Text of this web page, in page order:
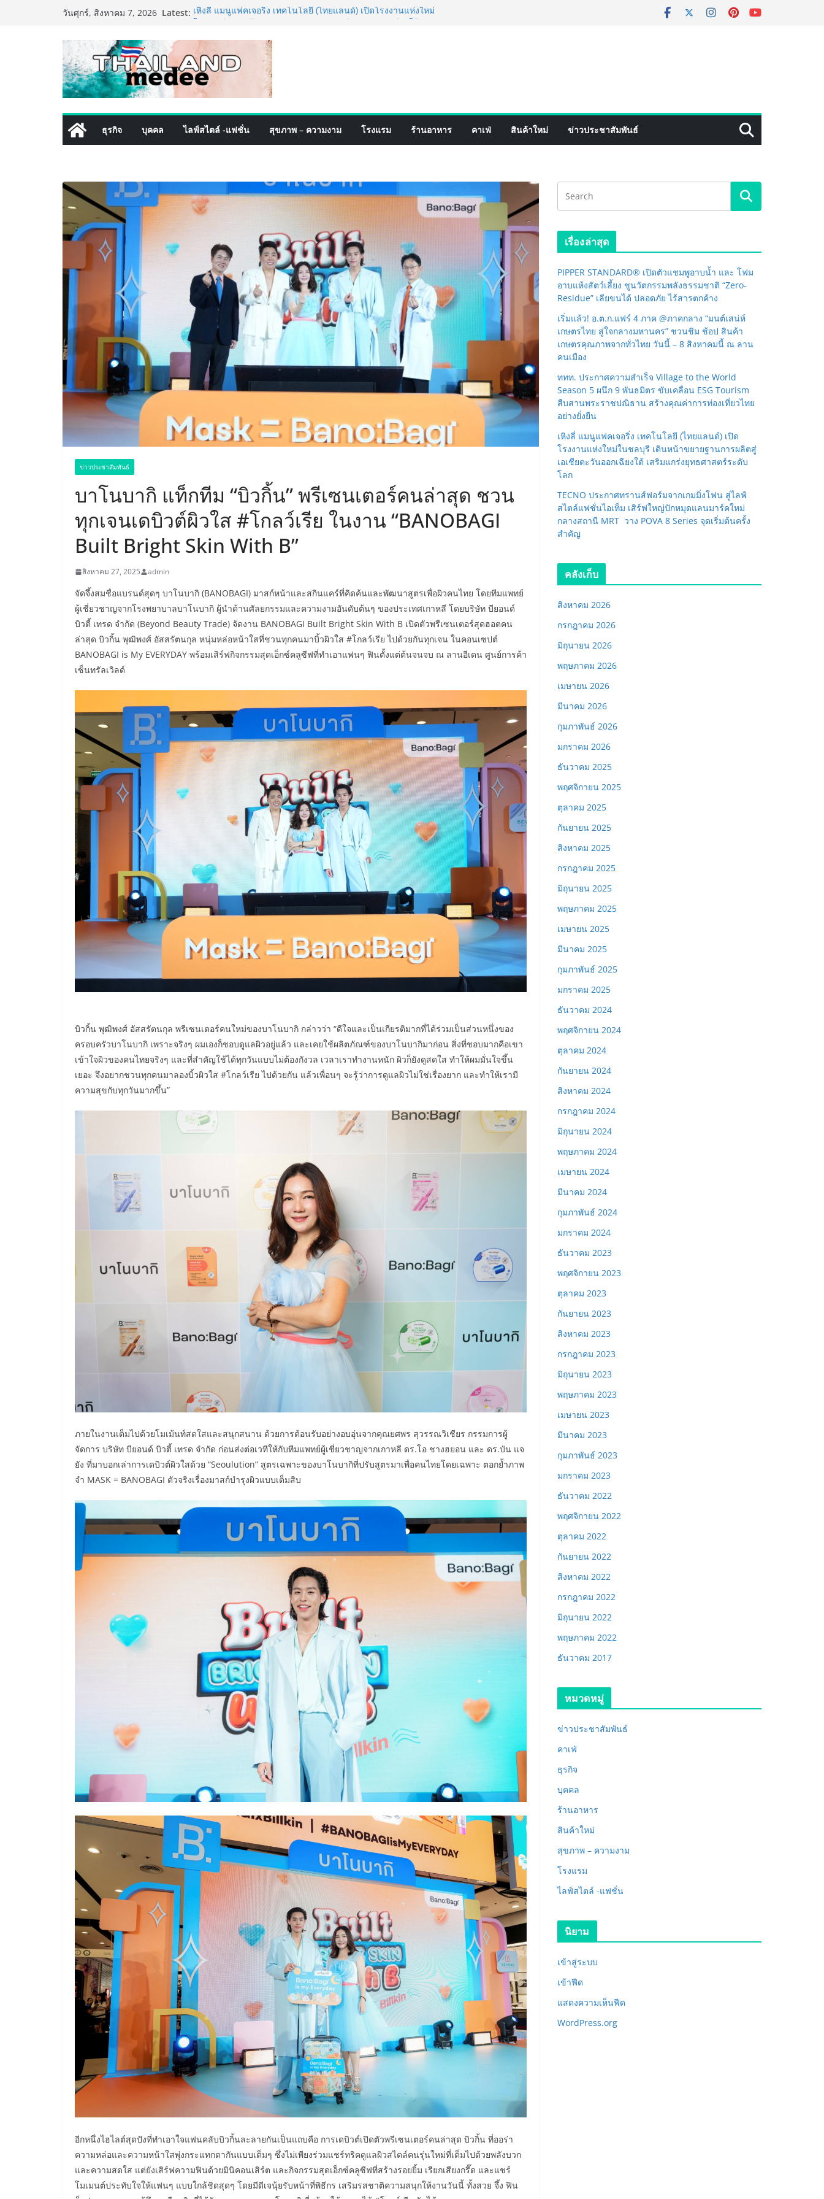
วันศุกร์, สิงหาคม 7, 2026 Latest: เหิงลี่ แมนูแฟคเจอริ่ง เทคโนโลยี (ไทยแลนด์) เปิดโรงงานแห่งใหม่
TECNO ประกาศทรานส์ฟอร์มจากเกมมิ่งโฟน สู่ไลฟ์สไตล์แฟชั่นไอ
เท็ม เสิร์ฟใหญ่ปักหมุดแลนมาร์คใหม่กลางสถานี MRT วาง POVA
8 Series จุดเริ่มต้นครั้งสำคัญ
PIPPER STANDARD® เปิดตัวแชมพูอาบน้ำ และ โฟมอาบแห้งสัตว์
เลี้ยง ชูนวัตกรรมพลังธรรมชาติ “Zero-Residue” เลียขนได้
ปลอดภัย ไร้สารตกค้าง
เริ่มแล้ว! อ.ต.ก.แฟร์ 4 ภาค @ภาคกลาง “มนต์เสน่ห์เกษตรไทย สู่
ใจกลางมหานคร” ชวนชิม ช้อป สินค้าเกษตรคุณภาพจากทั่ว
ไทย วันนี้ – 8 สิงหาคมนี้ ณ ลานคนเมือง
คุณค่าการท่องเที่ยวไทยอย่างยั่งยืน
ธุรกิจ บุคคล ไลฟ์สไตล์ -แฟชั่น สุขภาพ – ความงาม โรงแรม ร้านอาหาร คาเฟ่ สินค้าใหม่ ข่าวประชาสัมพันธ์
ข่าวประชาสัมพันธ์
บาโนบากิ แท็กทีม “บิวกิ้น” พรีเซนเตอร์คนล่าสุด ชวน
ทุกเจนเดบิวต์ผิวใส #โกลว์เรีย ในงาน “BANOBAGI
Built Bright Skin With B”
สิงหาคม 27, 2025 admin
จัดจึ้งสมชื่อแบรนด์สุดๆ บาโนบากิ (BANOBAGI) มาสก์หน้าและสกินแคร์ที่คิดค้นและพัฒนาสูตรเพื่อผิวคนไทย โดยทีมแพทย์
ผู้เชี่ยวชาญจากโรงพยาบาลบาโนบากิ ผู้นำด้านศัลยกรรมและความงามอันดับต้นๆ ของประเทศเกาหลี โดยบริษัท บียอนด์
บิวตี้ เทรด จำกัด (Beyond Beauty Trade) จัดงาน BANOBAGI Built Bright Skin With B เปิดตัวพรีเซนเตอร์สุดฮอตคน
ล่าสุด บิวกิ้น พุฒิพงศ์ อัสสรัตนกุล หนุ่มหล่อหน้าใสที่ชวนทุกคนมาบิ้วผิวใส #โกลว์เรีย ไปด้วยกันทุกเจน ในคอนเซปต์
BANOBAGI is My EVERYDAY พร้อมเสิร์ฟกิจกรรมสุดเอ็กซ์คลูซีฟที่ทำเอาแฟนๆ ฟินตั้งแต่ต้นจนจบ ณ ลานอีเดน ศูนย์การค้า
เซ็นทรัลเวิลด์
บิวกิ้น พุฒิพงศ์ อัสสรัตนกุล พรีเซนเตอร์คนใหม่ของบาโนบากิ กล่าวว่า “ดีใจและเป็นเกียรติมากที่ได้ร่วมเป็นส่วนหนึ่งของ
ครอบครัวบาโนบากิ เพราะจริงๆ ผมเองก็ชอบดูแลผิวอยู่แล้ว และเคยใช้ผลิตภัณฑ์ของบาโนบากิมาก่อน สิ่งที่ชอบมากคือเขา
เข้าใจผิวของคนไทยจริงๆ และที่สำคัญใช้ได้ทุกวันแบบไม่ต้องกังวล เวลาเราทำงานหนัก ผิวก็ยังดูสดใส ทำให้ผมมั่นใจขึ้น
เยอะ จึงอยากชวนทุกคนมาลองบิ้วผิวใส #โกลว์เรีย ไปด้วยกัน แล้วเพื่อนๆ จะรู้ว่าการดูแลผิวไม่ใช่เรื่องยาก และทำให้เรามี
ความสุขกับทุกวันมากขึ้น”
ภายในงานเต็มไปด้วยโมเม้นท์สดใสและสนุกสนาน ด้วยการต้อนรับอย่างอบอุ่นจากคุณยศพร สุวรรณวิเชียร กรรมการผู้
จัดการ บริษัท บียอนด์ บิวตี้ เทรด จำกัด ก่อนส่งต่อเวทีให้กับทีมแพทย์ผู้เชี่ยวชาญจากเกาหลี ดร.โอ ชางฮยอน และ ดร.บัน แจ
ยัง ที่มาบอกเล่าการเดบิวต์ผิวใสด้วย “Seoulution” สูตรเฉพาะของบาโนบากิที่ปรับสูตรมาเพื่อคนไทยโดยเฉพาะ ตอกย้ำภาพ
จำ MASK = BANOBAGI ตัวจริงเรื่องมาสก์บำรุงผิวแบบเต็มสิบ
อีกหนึ่งไฮไลต์สุดปังที่ทำเอาใจแฟนคลับบิวกิ้นละลายกันเป็นแถบคือ การเดบิวต์เปิดตัวพรีเซนเตอร์คนล่าสุด บิวกิ้น ที่ออร่า
ความหล่อและความหน้าใสพุ่งกระแทกตากันแบบเต็มๆ ซึ่งไม่เพียงร่วมแชร์ทริคดูแลผิวสไตล์คนรุ่นใหม่ที่เต็มไปด้วยพลังบวก
และความสดใส แต่ยังเสิร์ฟความฟินด้วยมินิคอนเสิร์ต และกิจกรรมสุดเอ็กซ์คลูซีฟที่สร้างรอยยิ้ม เรียกเสียงกรี๊ด และแชร์
โมเมนต์ประทับใจให้แฟนๆ แบบใกล้ชิดสุดๆ โดยมีดีเจนุ้ยรับหน้าที่พิธีกร เสริมรสชาติความสนุกให้งานวันนี้ ทั้งสวย จึ้ง ฟิน
เรื่องล่าสุด
PIPPER STANDARD® เปิดตัวแชมพูอาบน้ำ และ โฟม
อาบแห้งสัตว์เลี้ยง ชูนวัตกรรมพลังธรรมชาติ “Zero-
Residue” เลียขนได้ ปลอดภัย ไร้สารตกค้าง
เริ่มแล้ว! อ.ต.ก.แฟร์ 4 ภาค @ภาคกลาง “มนต์เสน่ห์
เกษตรไทย สู่ใจกลางมหานคร” ชวนชิม ช้อป สินค้า
เกษตรคุณภาพจากทั่วไทย วันนี้ – 8 สิงหาคมนี้ ณ ลาน
คนเมือง
ททท. ประกาศความสำเร็จ Village to the World
Season 5 ผนึก 9 พันธมิตร ขับเคลื่อน ESG Tourism
สืบสานพระราชปณิธาน สร้างคุณค่าการท่องเที่ยวไทย
อย่างยั่งยืน
เหิงลี่ แมนูแฟคเจอริ่ง เทคโนโลยี (ไทยแลนด์) เปิด
โรงงานแห่งใหม่ในชลบุรี เดินหน้าขยายฐานการผลิตสู่
เอเชียตะวันออกเฉียงใต้ เสริมแกร่งยุทธศาสตร์ระดับ
โลก
TECNO ประกาศทรานส์ฟอร์มจากเกมมิ่งโฟน สู่ไลฟ์
สไตล์แฟชั่นไอเท็ม เสิร์ฟใหญ่ปักหมุดแลนมาร์คใหม่
กลางสถานี MRT วาง POVA 8 Series จุดเริ่มต้นครั้ง
สำคัญ
คลังเก็บ
สิงหาคม 2026
กรกฎาคม 2026
มิถุนายน 2026
พฤษภาคม 2026
เมษายน 2026
มีนาคม 2026
กุมภาพันธ์ 2026
มกราคม 2026
ธันวาคม 2025
พฤศจิกายน 2025
ตุลาคม 2025
กันยายน 2025
สิงหาคม 2025
กรกฎาคม 2025
มิถุนายน 2025
พฤษภาคม 2025
เมษายน 2025
มีนาคม 2025
กุมภาพันธ์ 2025
มกราคม 2025
ธันวาคม 2024
พฤศจิกายน 2024
ตุลาคม 2024
กันยายน 2024
สิงหาคม 2024
กรกฎาคม 2024
มิถุนายน 2024
พฤษภาคม 2024
เมษายน 2024
มีนาคม 2024
กุมภาพันธ์ 2024
มกราคม 2024
ธันวาคม 2023
พฤศจิกายน 2023
ตุลาคม 2023
กันยายน 2023
สิงหาคม 2023
กรกฎาคม 2023
มิถุนายน 2023
พฤษภาคม 2023
เมษายน 2023
มีนาคม 2023
กุมภาพันธ์ 2023
มกราคม 2023
ธันวาคม 2022
พฤศจิกายน 2022
ตุลาคม 2022
กันยายน 2022
สิงหาคม 2022
กรกฎาคม 2022
มิถุนายน 2022
พฤษภาคม 2022
ธันวาคม 2017
หมวดหมู่
ข่าวประชาสัมพันธ์
คาเฟ่
ธุรกิจ
บุคคล
ร้านอาหาร
สินค้าใหม่
สุขภาพ – ความงาม
โรงแรม
ไลฟ์สไตล์ -แฟชั่น
นิยาม
เข้าสู่ระบบ
เข้าฟีด
แสดงความเห็นฟีด
WordPress.org